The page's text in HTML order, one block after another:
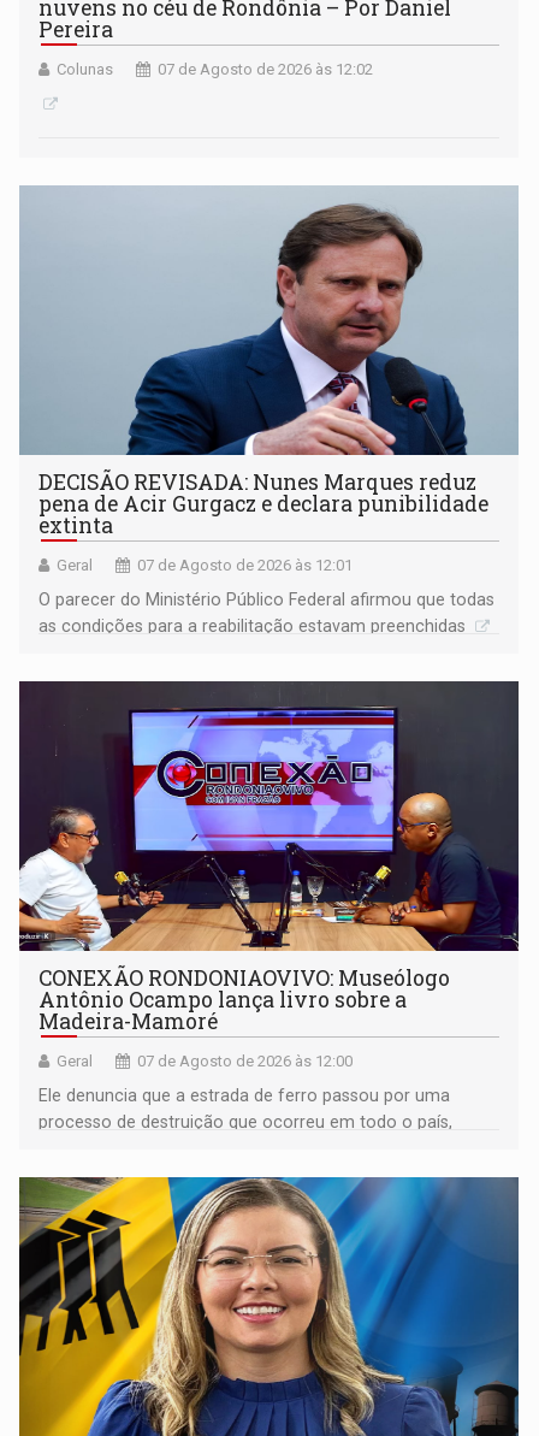
nuvens no céu de Rondônia – Por Daniel
Pereira
Colunas 07 de Agosto de 2026 às 12:02
DECISÃO REVISADA: Nunes Marques reduz
pena de Acir Gurgacz e declara punibilidade
extinta
Geral 07 de Agosto de 2026 às 12:01
O parecer do Ministério Público Federal afirmou que todas
as condições para a reabilitação estavam preenchidas
CONEXÃO RONDONIAOVIVO: Museólogo
Antônio Ocampo lança livro sobre a
Madeira-Mamoré
Geral 07 de Agosto de 2026 às 12:00
Ele denuncia que a estrada de ferro passou por uma
processo de destruição que ocorreu em todo o país,